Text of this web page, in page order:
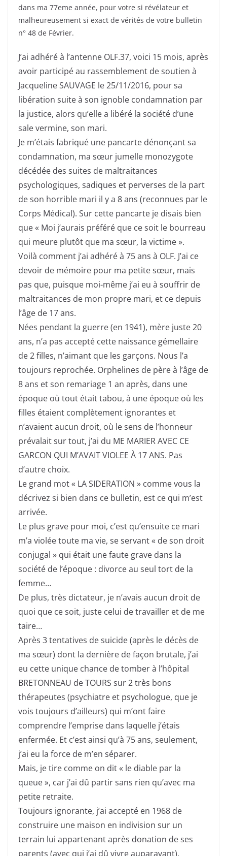
dans ma 77eme année, pour votre si révélateur et
malheureusement si exact de vérités de votre bulletin
n° 48 de Février.
J’ai adhéré à l’antenne OLF.37, voici 15 mois, après
avoir participé au rassemblement de soutien à
Jacqueline SAUVAGE le 25/11/2016, pour sa
libération suite à son ignoble condamnation par
la justice, alors qu’elle a libéré la société d’une
sale vermine, son mari.
Je m’étais fabriqué une pancarte dénonçant sa
condamnation, ma sœur jumelle monozygote
décédée des suites de maltraitances
psychologiques, sadiques et perverses de la part
de son horrible mari il y a 8 ans (reconnues par le
Corps Médical). Sur cette pancarte je disais bien
que « Moi j’aurais préféré que ce soit le bourreau
qui meure plutôt que ma sœur, la victime ».
Voilà comment j’ai adhéré à 75 ans à OLF. J’ai ce
devoir de mémoire pour ma petite sœur, mais
pas que, puisque moi-même j’ai eu à souffrir de
maltraitances de mon propre mari, et ce depuis
l’âge de 17 ans.
Nées pendant la guerre (en 1941), mère juste 20
ans, n’a pas accepté cette naissance gémellaire
de 2 filles, n’aimant que les garçons. Nous l’a
toujours reprochée. Orphelines de père à l’âge de
8 ans et son remariage 1 an après, dans une
époque où tout était tabou, à une époque où les
filles étaient complètement ignorantes et
n’avaient aucun droit, où le sens de l’honneur
prévalait sur tout, j’ai du ME MARIER AVEC CE
GARCON QUI M’AVAIT VIOLEE À 17 ANS. Pas
d’autre choix.
Le grand mot « LA SIDERATION » comme vous la
décrivez si bien dans ce bulletin, est ce qui m’est
arrivée.
Le plus grave pour moi, c’est qu’ensuite ce mari
m’a violée toute ma vie, se servant « de son droit
conjugal » qui était une faute grave dans la
société de l’époque : divorce au seul tort de la
femme…
De plus, très dictateur, je n’avais aucun droit de
quoi que ce soit, juste celui de travailler et de me
taire…
Après 3 tentatives de suicide (après le décès de
ma sœur) dont la dernière de façon brutale, j’ai
eu cette unique chance de tomber à l’hôpital
BRETONNEAU de TOURS sur 2 très bons
thérapeutes (psychiatre et psychologue, que je
vois toujours d’ailleurs) qui m’ont faire
comprendre l’emprise dans laquelle j’étais
enfermée. Et c’est ainsi qu’à 75 ans, seulement,
j’ai eu la force de m’en séparer.
Mais, je tire comme on dit « le diable par la
queue », car j’ai dû partir sans rien qu’avec ma
petite retraite.
Toujours ignorante, j’ai accepté en 1968 de
construire une maison en indivision sur un
terrain lui appartenant après donation de ses
parents (avec qui j’ai dû vivre auparavant),